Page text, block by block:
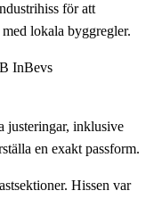
för att
lokala byggregler.
InBevs
justeringar, inklusive
en exakt passform.
Hissen var